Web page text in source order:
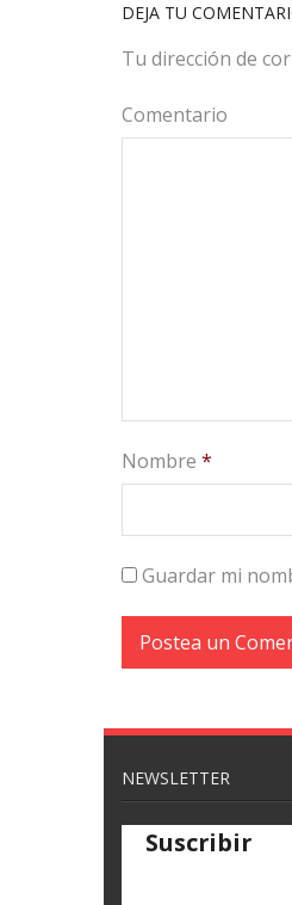
DEJA TU
Tu dirección de
Comentario
Nombre *
Guardar mi
NEWSLETTER
Suscribir